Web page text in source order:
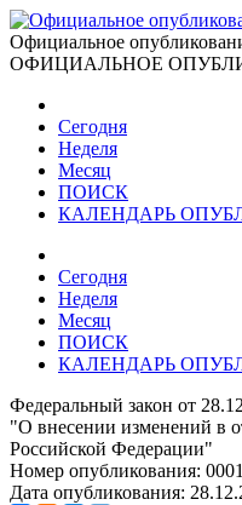
Официальное
ОФИЦИАЛЬНОЕ
Сегодня
Неделя
Месяц
ПОИСК
КАЛЕНДАРЬ
Сегодня
Неделя
Месяц
ПОИСК
КАЛЕНДАРЬ
Федеральный закон от
"О внесении изменений в
Российской Федерации"
Номер опубликования:
Дата опубликования: